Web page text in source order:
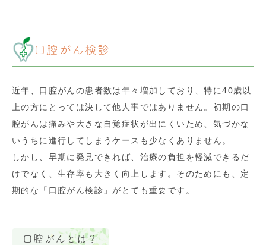
口腔がん検診
近年、口腔がんの患者数は年々増加しており、特に40歳以
上の方にとっては決して他人事ではありません。初期の口
腔がんは痛みや大きな自覚症状が出にくいため、気づかな
いうちに進行してしまうケースも少なくありません。
しかし、早期に発見できれば、治療の負担を軽減できるだ
けでなく、生存率も大きく向上します。そのためにも、定
期的な「口腔がん検診」がとても重要です。
口腔がんとは？